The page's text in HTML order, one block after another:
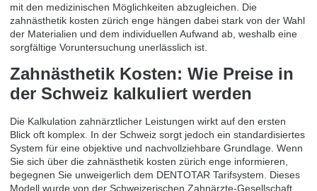
mit den medizinischen Möglichkeiten abzugleichen. Die
zahnästhetik kosten zürich enge hängen dabei stark von der Wahl
der Materialien und dem individuellen Aufwand ab, weshalb eine
sorgfältige Voruntersuchung unerlässlich ist.
Zahnästhetik Kosten: Wie Preise in
der Schweiz kalkuliert werden
Die Kalkulation zahnärztlicher Leistungen wirkt auf den ersten
Blick oft komplex. In der Schweiz sorgt jedoch ein standardisiertes
System für eine objektive und nachvollziehbare Grundlage. Wenn
Sie sich über die zahnästhetik kosten zürich enge informieren,
begegnen Sie unweigerlich dem DENTOTAR Tarifsystem. Dieses
Modell wurde von der Schweizerischen Zahnärzte-Gesellschaft